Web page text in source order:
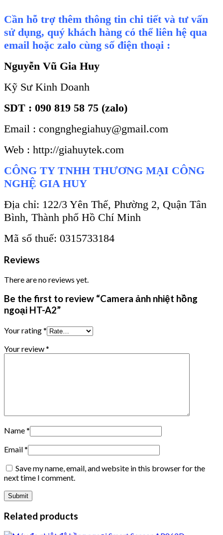
Cần hỗ trợ thêm thông tin chi tiết và tư vấn
sử dụng, quý khách hàng có thể liên hệ qua
email hoặc zalo cùng số điện thoại :
Nguyễn Vũ Gia Huy
Kỹ Sư Kinh Doanh
SDT : 090 819 58 75 (zalo)
Email : congnghegiahuy@gmail.com
Web : http://giahuytek.com
CÔNG TY TNHH THƯƠNG MẠI CÔNG
NGHỆ GIA HUY
Địa chỉ: 122/3 Yên Thế, Phường 2, Quận Tân
Bình, Thành phố Hồ Chí Minh
Mã số thuế: 0315733184
Reviews
There are no reviews yet.
Be the first to review “Camera ảnh nhiệt hồng
ngoại HT-A2”
Your rating*
Your review*
Name*
Email*
Save my name, email, and website in this browser for the
next time I comment.
Related products